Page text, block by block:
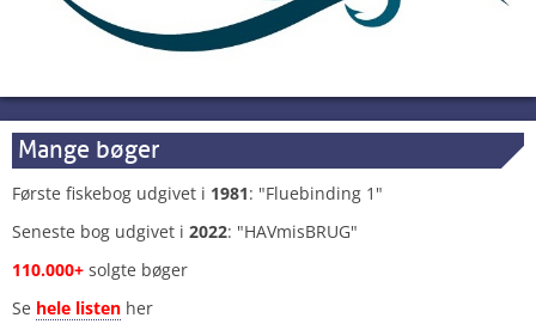
Mange bøger
Første fiskebog udgivet i 1981: "Fluebinding 1"
Seneste bog udgivet i 2022: "HAVmisBRUG"
110.000+ solgte bøger
Se hele listen her